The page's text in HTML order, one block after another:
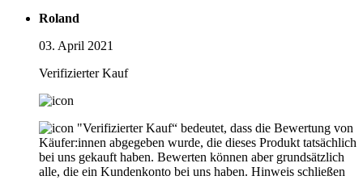
Roland
03. April 2021
Verifizierter Kauf
"Verifizierter Kauf“ bedeutet, dass die Bewertung von
Käufer:innen abgegeben wurde, die dieses Produkt tatsächlich
bei uns gekauft haben. Bewerten können aber grundsätzlich
alle, die ein Kundenkonto bei uns haben. Hinweis schließen